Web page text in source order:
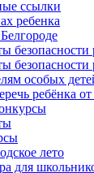
ссылки
ребенка
безопасности
особых
ребёнка
лето
для